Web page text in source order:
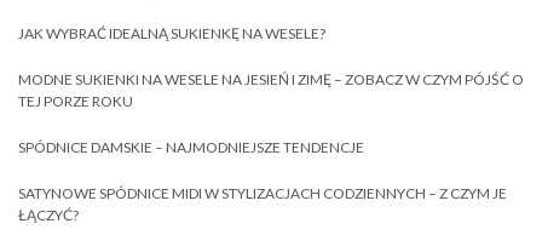
JAK WYBRAĆ IDEALNĄ SUKIENKĘ NA WESELE?
MODNE SUKIENKI NA WESELE NA JESIEŃ I ZIMĘ – ZOBACZ W CZYM PÓJŚĆ O
TEJ PORZE ROKU
SPÓDNICE DAMSKIE – NAJMODNIEJSZE TENDENCJE
SATYNOWE SPÓDNICE MIDI W STYLIZACJACH CODZIENNYCH – Z CZYM JE
ŁĄCZYĆ?